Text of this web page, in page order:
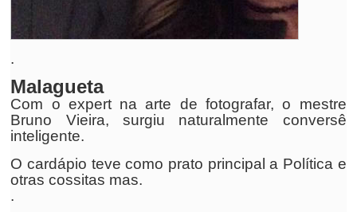
.
Malagueta
Com o expert na arte de fotografar, o mestre
Bruno Vieira, surgiu naturalmente conversê
inteligente.
O cardápio teve como prato principal a Política e
otras cossitas mas.
.